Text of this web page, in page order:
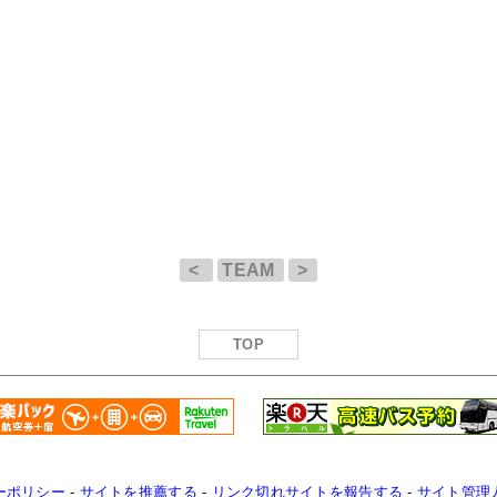
< TEAM >
TOP
ポリシー - サイトを推薦する - リンク切れサイトを報告する - サイト管理